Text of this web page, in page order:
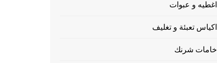
اغطيه و عبوات
اكياس تعبئة و تغليف
خامات شرنك